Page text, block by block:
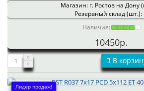
Магазин: г. Ростов на Дону
Резервный склад (шт.):
Наличие:
10450р.
В
Лидер продаж!